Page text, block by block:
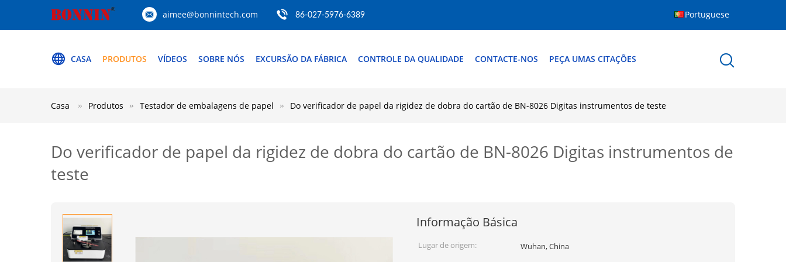
aimee@bonnintech.com 86-027-5976-6389 Portuguese
CASA PRODUTOS VÍDEOS SOBRE NÓS EXCURSÃO DA FÁBRICA CONTROLE DA QUALIDADE CONTACTE-NOS PEÇA UMAS CITAÇÕES
Casa Produtos Testador de embalagens de papel Do verificador de papel da rigidez de dobra do cartão de BN-8026 Digitas instrumentos de teste
Do verificador de papel da rigidez de dobra do cartão de BN-8026 Digitas instrumentos de
teste
Informação Básica
Lugar de origem:
Wuhan, China